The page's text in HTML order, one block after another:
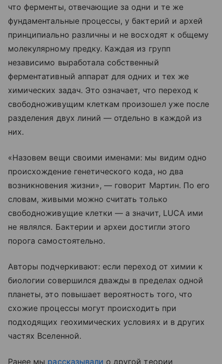
что ферменты, отвечающие за одни и те же
фундаментальные процессы, у бактерий и архей
принципиально различны и не восходят к общему
молекулярному предку. Каждая из групп
независимо выработала собственный
ферментативный аппарат для одних и тех же
химических задач. Это означает, что переход к
свободноживущим клеткам произошел уже после
разделения двух линий — отдельно в каждой из
них.
«Назовем вещи своими именами: мы видим одно
происхождение генетического кода, но два
возникновения жизни», — говорит Мартин. По его
словам, живыми можно считать только
свободноживущие клетки — а значит, LUCA ими
не являлся. Бактерии и археи достигли этого
порога самостоятельно.
Авторы подчеркивают: если переход от химии к
биологии совершился дважды в пределах одной
планеты, это повышает вероятность того, что
схожие процессы могут происходить при
подходящих геохимических условиях и в других
частях Вселенной.
Ранее мы рассказывали о другой теории